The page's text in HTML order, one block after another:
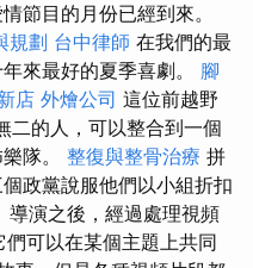
節目的月份已經到來。
規劃 台中律師 在我們的最
來最好的夏季喜劇。 腳
店 外燴公司 這位前越野
二的人，可以整合到一個
隊。 整復與整骨治療 拼
政黨說服他們以小組折扣
導演之後，經過處理視頻
可以在某個主題上共同